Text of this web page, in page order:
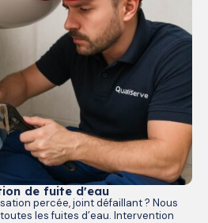
de fuite d'eau
percée, joint défaillant ? Nous
les fuites d’eau. Intervention